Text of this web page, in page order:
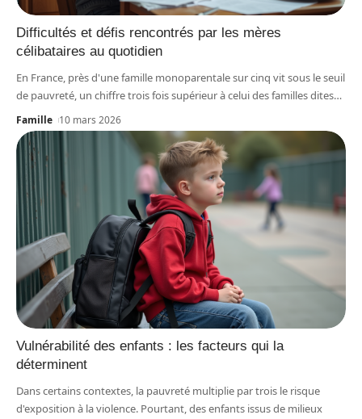
Difficultés et défis rencontrés par les mères
célibataires au quotidien
En France, près d'une famille monoparentale sur cinq vit sous le seuil
de pauvreté, un chiffre trois fois supérieur à celui des familles dites…
Famille 10 mars 2026
Vulnérabilité des enfants : les facteurs qui la
déterminent
Dans certains contextes, la pauvreté multiplie par trois le risque
d'exposition à la violence. Pourtant, des enfants issus de milieux